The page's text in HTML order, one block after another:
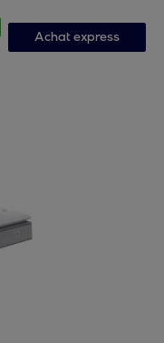
Achat express